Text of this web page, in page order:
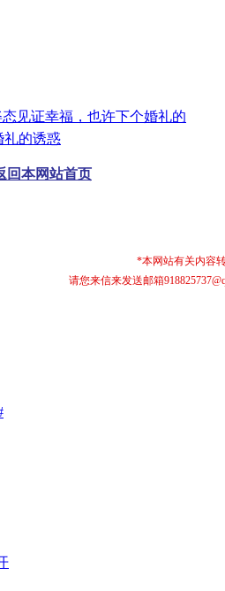
见证幸福，也许下个婚礼的
礼的诱惑
回本网站首页
*本网站有关内容
请您来信来发送邮箱